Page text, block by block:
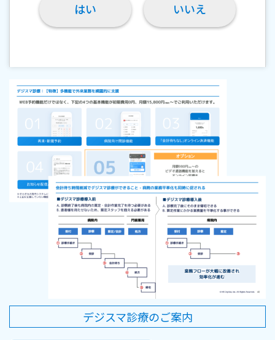
デジスマ診療のご案内
はい いいえ